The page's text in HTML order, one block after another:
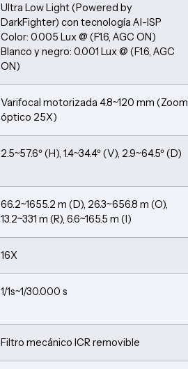
Ultra Low Light (Powered by
DarkFighter) con tecnología AI-ISP
Color: 0.005 Lux @ (F1.6, AGC ON)
Blanco y negro: 0.001 Lux @ (F1.6, AGC
ON)
Varifocal motorizada 4.8~120 mm (Zoom
óptico 25X)
2.5~57.6º (H), 1.4~34.4º (V), 2.9~64.5º (D)
66.2~1655.2 m (D), 26.3~656.8 m (O),
13.2~331 m (R), 6.6~165.5 m (I)
16X
1/1s~1/30.000 s
Filtro mecánico ICR removible